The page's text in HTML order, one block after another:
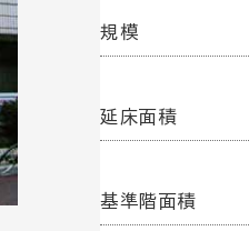
規模
延床面積
基準階面積